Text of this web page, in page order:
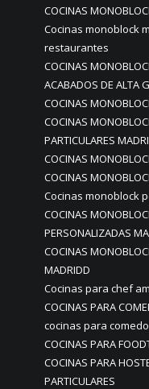
COCINAS
Cocinas monoblock
restaurantes
COCINAS
ACABADOS DE ALTA
COCINAS
COCINAS
PARTICULARES
COCINAS
COCINAS
Cocinas monoblock
COCINAS
PERSONALIZADAS
COCINAS
MADRIDD
Cocinas para chef
COCINAS PARA
cocinas para
COCINAS PARA
COCINAS PARA
PARTICULARES